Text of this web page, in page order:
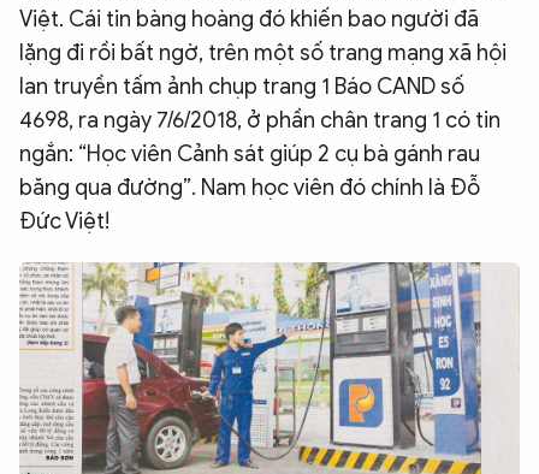
Việt. Cái tin bàng hoàng đó khiến bao người đã
lặng đi rồi bất ngờ, trên một số trang mạng xã hội
lan truyền tấm ảnh chụp trang 1 Báo CAND số
4698, ra ngày 7/6/2018, ở phần chân trang 1 có tin
ngắn: “Học viên Cảnh sát giúp 2 cụ bà gánh rau
băng qua đường”. Nam học viên đó chính là Đỗ
Đức Việt!